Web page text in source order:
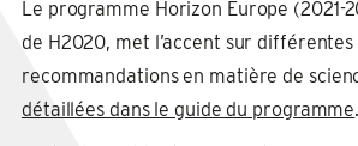
Le programme Horizon Europe (2021-
de H2020, met l’accent sur
recommandations en matière de
détaillées dans le guide du programme.